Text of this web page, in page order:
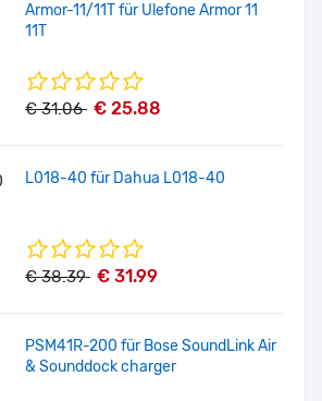
Armor-11/11T für Ulefone Armor 11
11T
€ 31.06 € 25.88
L018-40 für Dahua L018-40
€ 38.39 € 31.99
PSM41R-200 für Bose SoundLink Air
& Sounddock charger